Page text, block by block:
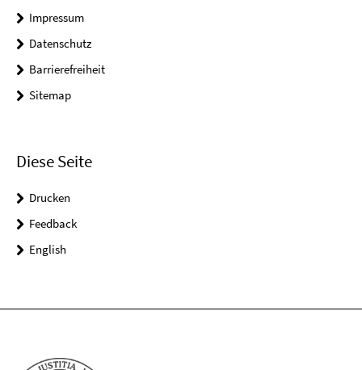
Impressum
Datenschutz
Barrierefreiheit
Sitemap
Diese Seite
Drucken
Feedback
English